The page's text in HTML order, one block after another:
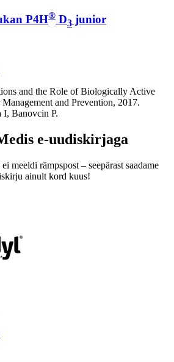
P4H® D3 junior
and the Role of Biologically Active
and Prevention, 2017.
I, Banovcin P.
e-uudiskirjaga
meeldi rämpspost – seepärast saadame
ainult kord kuus!